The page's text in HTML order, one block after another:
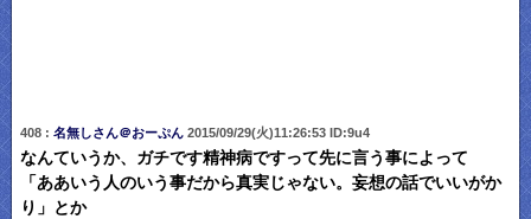
408 : 名無しさん＠おーぷん2015/09/29(火)11:26:53 ID:9u4
なんていうか、ガチです精神病ですって先に言う事によって
「ああいう人のいう事だから真実じゃない。妄想の話でいいがか
り」とか